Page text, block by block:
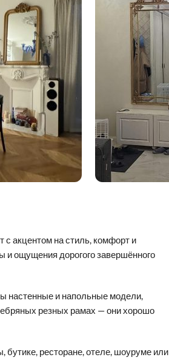
акцентом на стиль, комфорт и
и ощущения дорогого завершённого
настенные и напольные модели,
резных рамах — они хорошо
бутике, ресторане, отеле, шоуруме или